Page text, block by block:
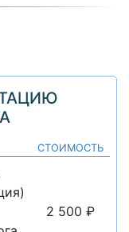
СТОИМОСТЬ
2 500 ₽